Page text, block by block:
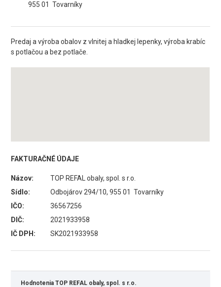
955 01 Tovarníky
Predaj a výroba obalov z vlnitej a hladkej lepenky, výroba krabíc
s potlačou a bez potlače.
FAKTURAČNÉ ÚDAJE
Názov:
TOP REFAL obaly, spol. s r.o.
Sídlo:
Odbojárov 294/10, 955 01 Tovarníky
IČO:
36567256
DIČ:
2021933958
IČ DPH:
SK2021933958
Hodnotenia TOP REFAL obaly, spol. s r.o.